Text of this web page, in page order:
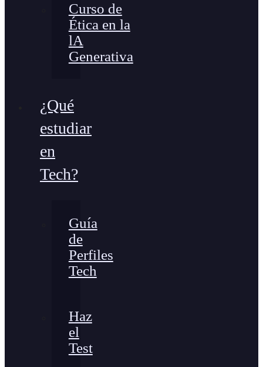
Curso de
Ética en la
lA
Generativa
¿Qué
estudiar
en
Tech?
Guía
de
Perfiles
Tech
Haz
el
Test